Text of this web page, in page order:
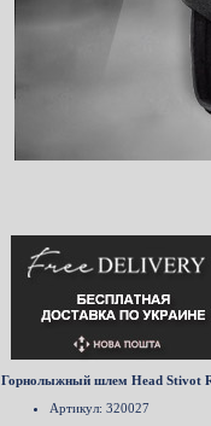
Горнолыжный шлем Head Stivot
Артикул: 320027